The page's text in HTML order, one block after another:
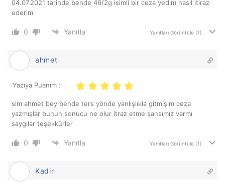
04.07.2021 tarihde bende 46/2g isimli bir ceza yedim nasıl itiraz
ederim
0 Yanıtla Yanıtları Görüntüle (1)
ahmet
Yazıya Puanım :
slm ahmet bey bende ters yönde yanlışlıkla gitmişim ceza
yazmışlar bunun sonucu ne olur itraz etme şansımız varmı
saygılar teşekkürler
0 Yanıtla Yanıtları Görüntüle (1)
Kadir